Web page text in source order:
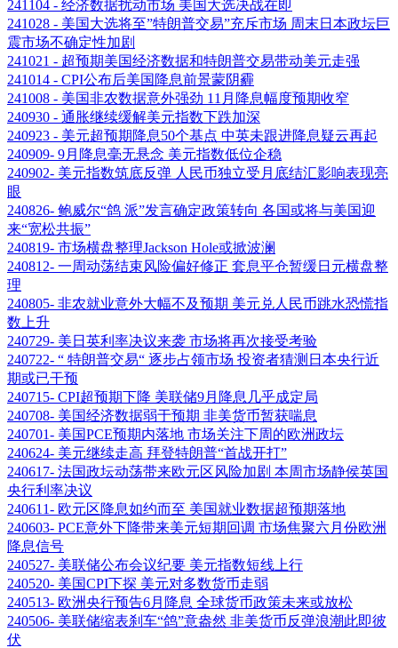
241104 - 经济数据扰动市场 美国大选决战在即
241028 - 美国大选将至”特朗普交易”充斥市场 周末日本政坛巨
震市场不确定性加剧
241021 - 超预期美国经济数据和特朗普交易带动美元走强
241014 - CPI公布后美国降息前景蒙阴霾
241008 - 美国非农数据意外强劲 11月降息幅度预期收窄
240930 - 通胀继续缓解美元指数下跌加深
240923 - 美元超预期降息50个基点 中英未跟进降息疑云再起
240909- 9月降息毫无悬念 美元指数低位企稳
240902- 美元指数筑底反弹 人民币独立受月底结汇影响表现亮
眼
240826- 鲍威尔“鸽 派”发言确定政策转向 各国或将与美国迎
来“宽松共振”
240819- 市场横盘整理Jackson Hole或掀波澜
240812- 一周动荡结束风险偏好修正 套息平仓暂缓日元横盘整
理
240805- 非农就业意外大幅不及预期 美元兑人民币跳水恐慌指
数上升
240729- 美日英利率决议来袭 市场将再次接受考验
240722- “ 特朗普交易“ 逐步占领市场 投资者猜测日本央行近
期或已干预
240715- CPI超预期下降 美联储9月降息几乎成定局
240708- 美国经济数据弱于预期 非美货币暂获喘息
240701- 美国PCE预期内落地 市场关注下周的欧洲政坛
240624- 美元继续走高 拜登特朗普“首战开打”
240617- 法国政坛动荡带来欧元区风险加剧 本周市场静侯英国
央行利率决议
240611- 欧元区降息如约而至 美国就业数据超预期落地
240603- PCE意外下降带来美元短期回调 市场焦聚六月份欧洲
降息信号
240527- 美联储公布会议纪要 美元指数短线上行
240520- 美国CPI下探 美元对多数货币走弱
240513- 欧洲央行预告6月降息 全球货币政策未来或放松
240506- 美联储缩表刹车“鸽”意盎然 非美货币反弹浪潮此即彼
伏